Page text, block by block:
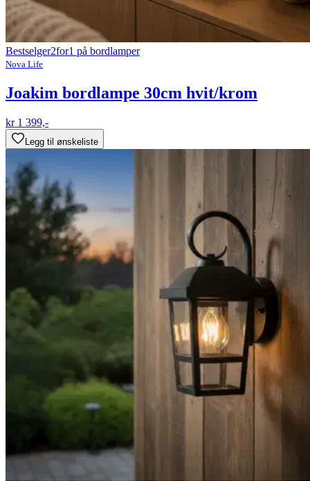
Bestselger2for1 på bordlamper
Nova Life
Joakim bordlampe 30cm hvit/krom
kr 1 399,-
Legg til ønskeliste